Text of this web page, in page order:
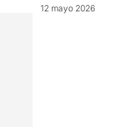
12 mayo 2026